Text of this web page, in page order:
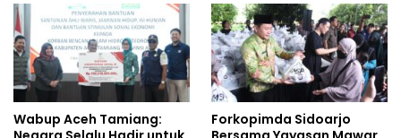
Wabup Aceh Tamiang:
Forkopimda Sidoarjo